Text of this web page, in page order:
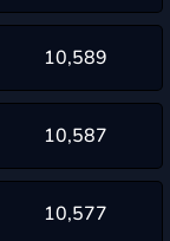
10,589
10,587
10,577